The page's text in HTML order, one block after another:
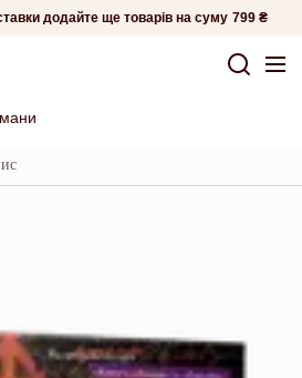
додайте ще товарів на суму 799 ₴